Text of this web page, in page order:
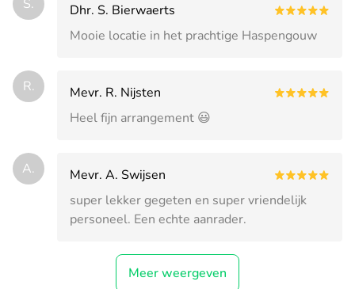
S.
Dhr. S. Bierwaerts
Mooie locatie in het prachtige Haspengouw
R.
Mevr. R. Nijsten
Heel fijn arrangement 😃
A.
Mevr. A. Swijsen
super lekker gegeten en super vriendelijk
personeel. Een echte aanrader.
Meer weergeven